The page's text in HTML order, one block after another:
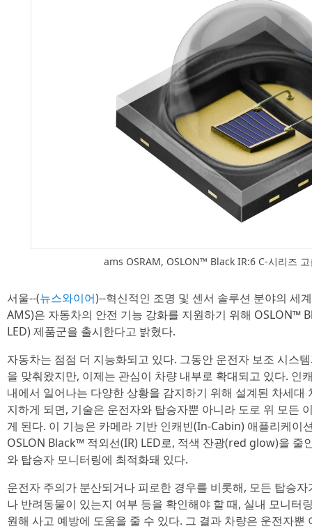
ams OSRAM, OSLON™ Black IR:6 C-시리즈
서울--(뉴스와이어)--혁신적인 조명 및 센서 솔루션 분야의 세
AMS)은 자동차의 안전 기능 강화를 지원하기 위해 OSLON™
LED) 제품군을 출시한다고 밝혔다.
자동차는 점점 더 지능화되고 있다. 그동안 운전자 보조 시스
을 맞춰왔지만, 이제는 관심이 차량 내부로 확대되고 있다. 인
내에서 일어나는 다양한 상황을 감지하기 위해 설계된 차세대
지하게 되면, 기술은 운전자와 탑승자뿐 아니라 도로 위 모든
게 된다. 이 기능은 카메라 기반 인캐빈(In-Cabin) 애플리케이
OSLON Black™ 적외선(IR) LED로, 적색 잔광(red glow)을 줄
와 탑승자 모니터링에 최적화돼 있다.
운전자 주의가 분산되거나 피로한 경우를 비롯해, 모든 탑승
나 반려동물이 있는지 여부 등을 확인해야 할 때, 실내 모니터
원해 사고 예방에 도움을 줄 수 있다. 그 결과 차량은 운전자